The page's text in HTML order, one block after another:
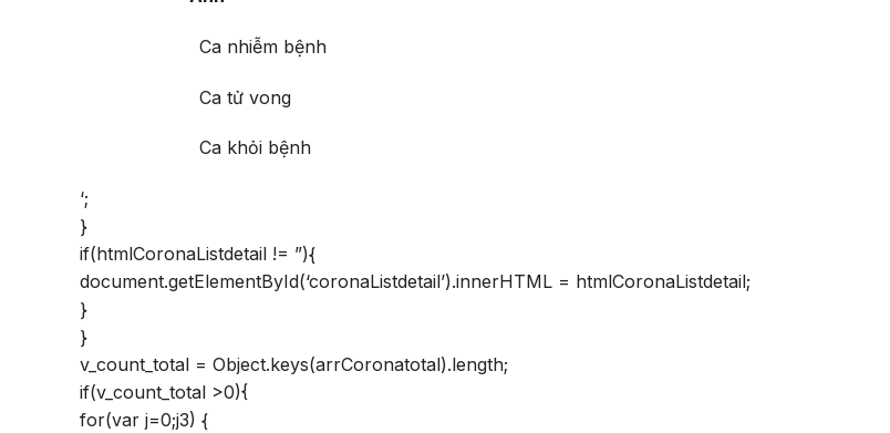
Ca nhiễm bệnh
Ca tử vong
Ca khỏi bệnh
‘;
}
if(htmlCoronaListdetail != ”){
document.getElementById(‘coronaListdetail’).innerHTML = htmlCoronaListdetail;
}
}
v_count_total = Object.keys(arrCoronatotal).length;
if(v_count_total >0){
for(var j=0;j3) {